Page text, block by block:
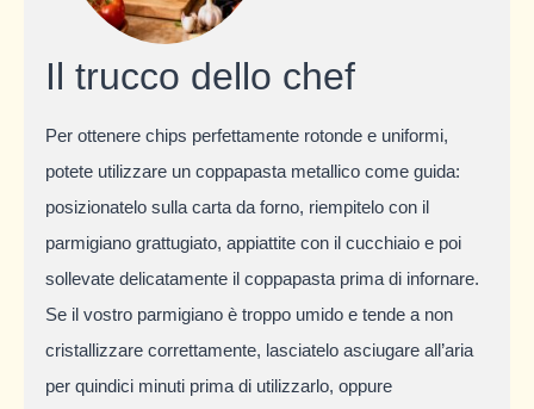
Il trucco dello chef
Per ottenere chips perfettamente rotonde e uniformi,
potete utilizzare un coppapasta metallico come guida:
posizionatelo sulla carta da forno, riempitelo con il
parmigiano grattugiato, appiattite con il cucchiaio e poi
sollevate delicatamente il coppapasta prima di infornare.
Se il vostro parmigiano è troppo umido e tende a non
cristallizzare correttamente, lasciatelo asciugare all’aria
per quindici minuti prima di utilizzarlo, oppure